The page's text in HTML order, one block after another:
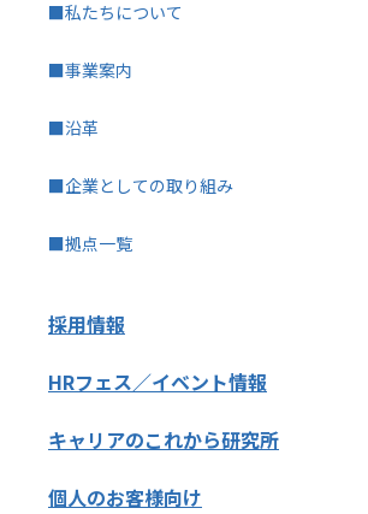
■私たちについて
■事業案内
■沿革
■企業としての取り組み
■拠点一覧
採用情報
HRフェス／イベント情報
キャリアのこれから研究所
個人のお客様向け